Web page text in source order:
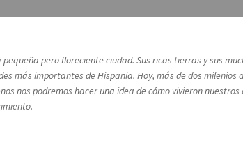
pero floreciente ciudad. Sus ricas tierras y sus
más importantes de Hispania. Hoy, más de dos
nos podremos hacer una idea de cómo vivieron